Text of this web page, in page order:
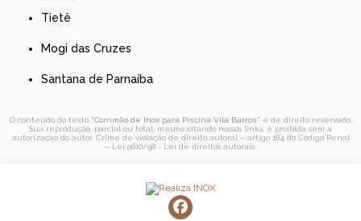
Tietê
Mogi das Cruzes
Santana de Parnaíba
O conteúdo do texto "Corrimão de Inox para Piscina Vila Barros" é de direito reservado.
Sua reprodução, parcial ou total, mesmo citando nossos links, é proibida sem a
autorização do autor. Crime de violação de direito autoral – artigo 184 do Código Penal
– Lei 9610/98 - Lei de direitos autorais.